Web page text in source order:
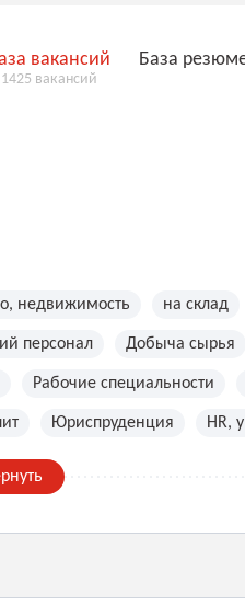
вакансий
1425 вакансий
База
недвижимость на склад
персонал Добыча сырья
Рабочие специальности
Юриспруденция HR,